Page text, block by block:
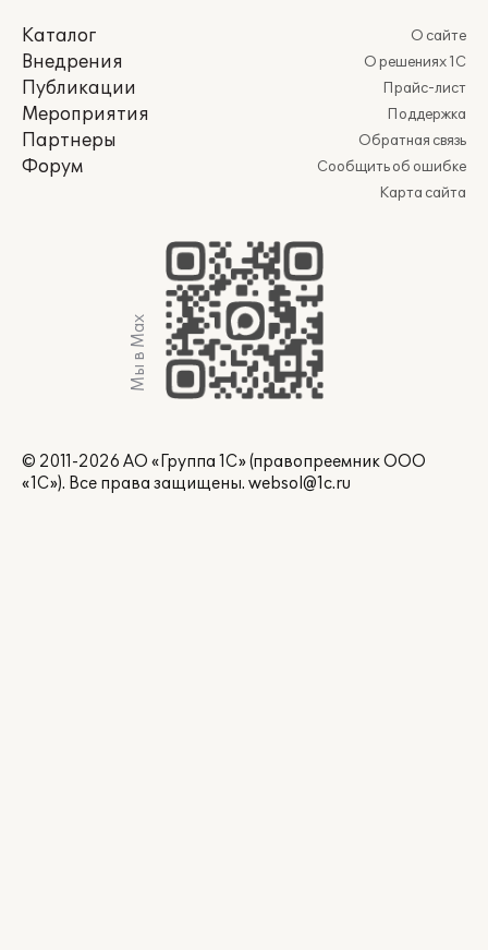
Каталог
Внедрения
Публикации
Мероприятия
Партнеры
Форум
О сайте
О решениях 1С
Прайс-лист
Поддержка
Обратная связь
Сообщить об ошибке
Карта сайта
Мы в Max
© 2011-2026 АО «Группа 1С» (правопреемник ООО
«1С»). Все права защищены. websol@1c.ru